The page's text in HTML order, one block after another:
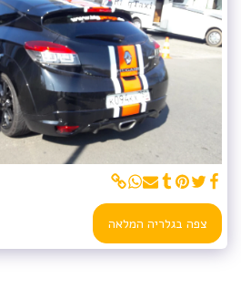
צפה בגלריה המלאה